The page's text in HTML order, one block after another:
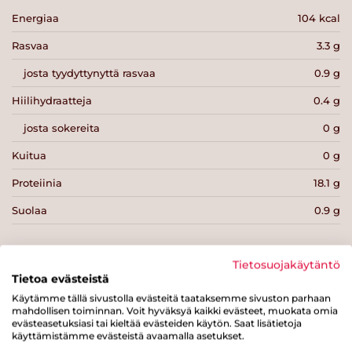
Energiaa 104 kcal
Rasvaa 3.3 g
josta tyydyttynyttä rasvaa 0.9 g
Hiilihydraatteja 0.4 g
josta sokereita 0 g
Kuitua 0 g
Proteiinia 18.1 g
Suolaa 0.9 g
Tulosta sivu Jaa tuote
Tietosuojakäytäntö
Tietoa evästeistä
Käytämme tällä sivustolla evästeitä taataksemme sivuston parhaan
mahdollisen toiminnan. Voit hyväksyä kaikki evästeet, muokata omia
evästeasetuksiasi tai kieltää evästeiden käytön. Saat lisätietoja
käyttämistämme evästeistä avaamalla asetukset.